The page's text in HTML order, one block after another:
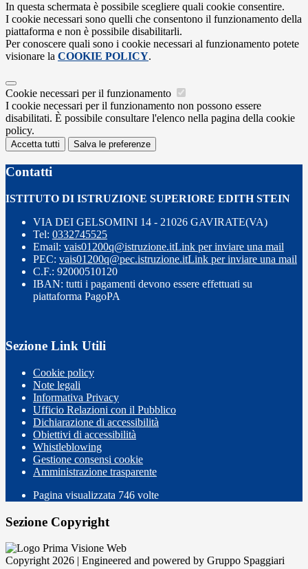
In questa schermata è possibile scegliere quali cookie consentire.
I cookie necessari sono quelli che consentono il funzionamento della
piattaforma e non è possibile disabilitarli.
Per conoscere quali sono i cookie necessari al funzionamento potete
visionare la COOKIE POLICY.
Cookie necessari per il funzionamento
I cookie necessari per il funzionamento non possono essere
disabilitati. È possibile consultare l'elenco nella pagina della cookie
policy.
Accetta tutti Salva le preferenze
Contatti
ISTITUTO DI ISTRUZIONE SUPERIORE EDITH STEIN
VIA DEI GELSOMINI 14 - 21026 GAVIRATE(VA)
Tel: 0332745525
Email: vais01200q@istruzione.itLink per inviare una mail
PEC: vais01200q@pec.istruzione.itLink per inviare una mail
C.F.: 92000510120
IBAN: tutti i pagamenti devono essere effettuati su
piattaforma PagoPA
Sezione Link Utili
Cookie policy
Note legali
Informativa Privacy
Ufficio Relazioni con il Pubblico
Dichiarazione di accessibilità
Obiettivi di accessibilità
Whistleblowing
Gestione consensi cookie
Amministrazione trasparente
Pagina visualizzata 746 volte
Sezione Copyright
Copyright 2026 | Engineered and powered by Gruppo Spaggiari